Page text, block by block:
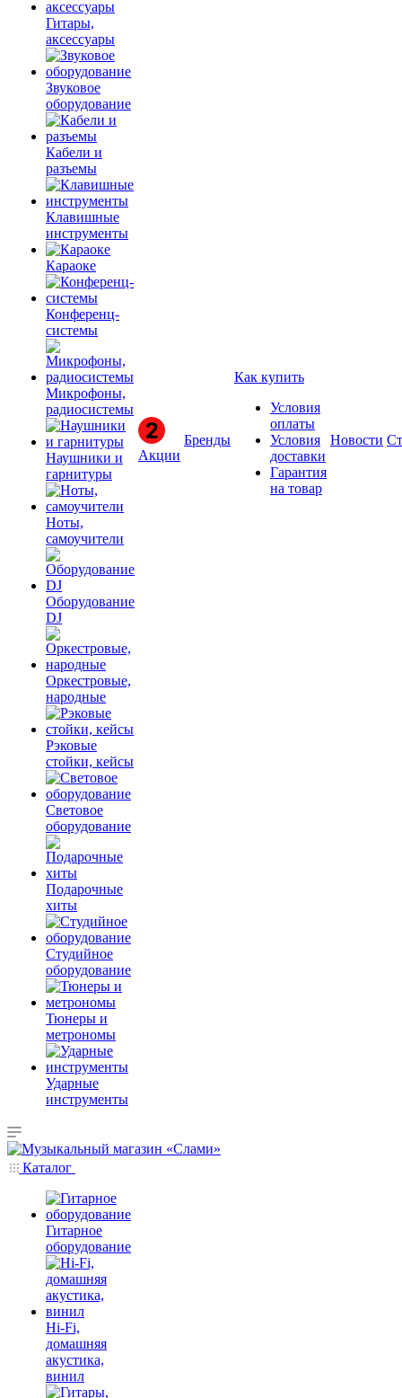
Гитары,
аксессуары
Звуковое
оборудование
Кабели и
разъемы
Клавишные
инструменты
Караоке
Конференц-
системы
Микрофоны,
радиосистемы
Наушники и
гарнитуры
Ноты,
самоучители
Оборудование
DJ
Оркестровые,
народные
Рэковые
стойки, кейсы
Световое
оборудование
Подарочные
хиты
Студийное
оборудование
Тюнеры и
метрономы
Ударные
инструменты
Акции
Бренды
Как купить
Условия
оплаты
Условия
доставки
Гарантия
на товар
Новости
Каталог
Гитарное
оборудование
Hi-Fi,
домашняя
акустика,
винил